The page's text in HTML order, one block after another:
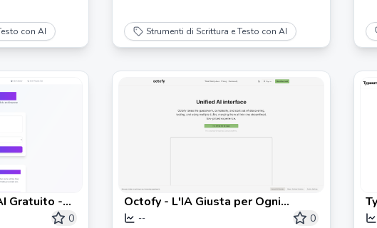
con AI Strumenti di Scrittura e Testo con AI
Gratuito -
0
Octofy - L'IA Giusta per Ogni
Compito
--
0